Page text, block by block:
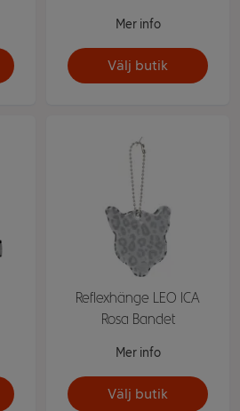
Mer info
Välj butik
Reflexhänge LEO ICA
Rosa Bandet
Mer info
Välj butik